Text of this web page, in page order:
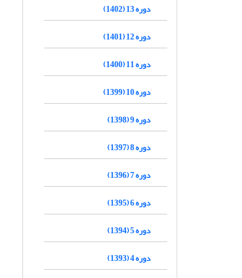
دوره 13 (1402)
دوره 12 (1401)
دوره 11 (1400)
دوره 10 (1399)
دوره 9 (1398)
دوره 8 (1397)
دوره 7 (1396)
دوره 6 (1395)
دوره 5 (1394)
دوره 4 (1393)